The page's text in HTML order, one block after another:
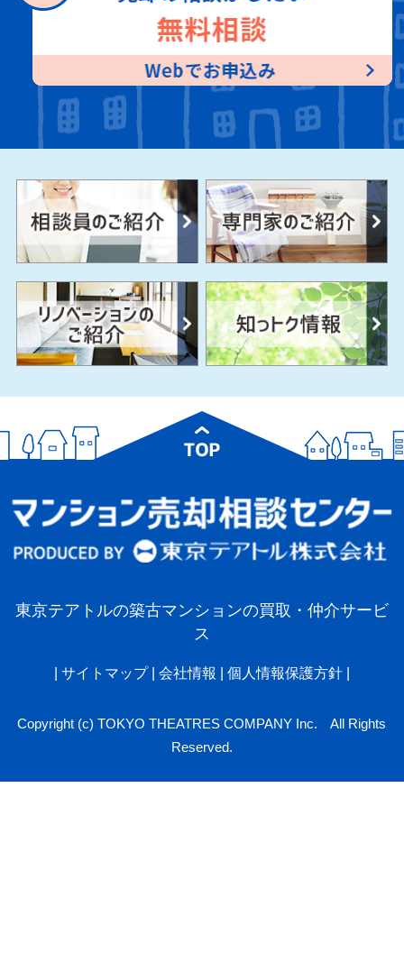
東京テアトルの築古マンションの買取・仲介サービ
ス
サイトマップ 会社情報 個人情報保護方針|
Copyright (c) TOKYO THEATRES COMPANY Inc. All Rights
Reserved.